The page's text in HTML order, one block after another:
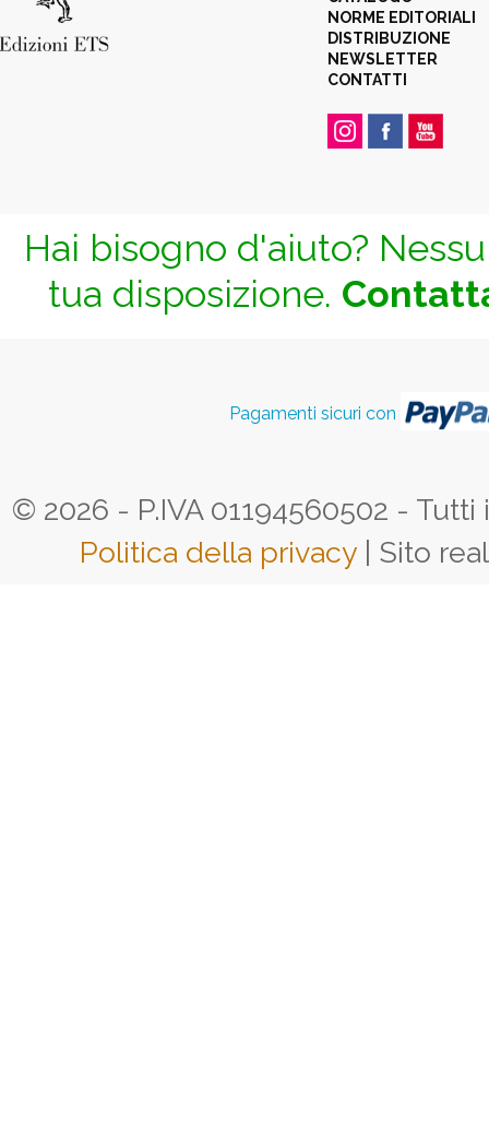
NORME EDITORIALI
DISTRIBUZIONE
NEWSLETTER
CONTATTI
Hai bisogno d'aiuto?
tua disposizione.
Pagamenti sicuri con
© 2026 - P.IVA 01194560502 -
Politica della privacy | Sito